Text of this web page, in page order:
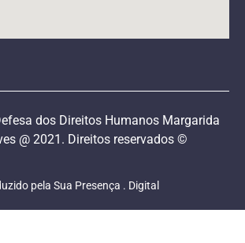
dos Direitos Humanos Margarida
@ 2021. Direitos reservados ©
pela Sua Presença . Digital